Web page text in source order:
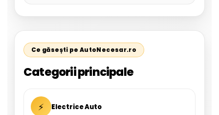
Ce găsești pe AutoNecesar.ro
Categorii principale
⚡ Electrice Auto